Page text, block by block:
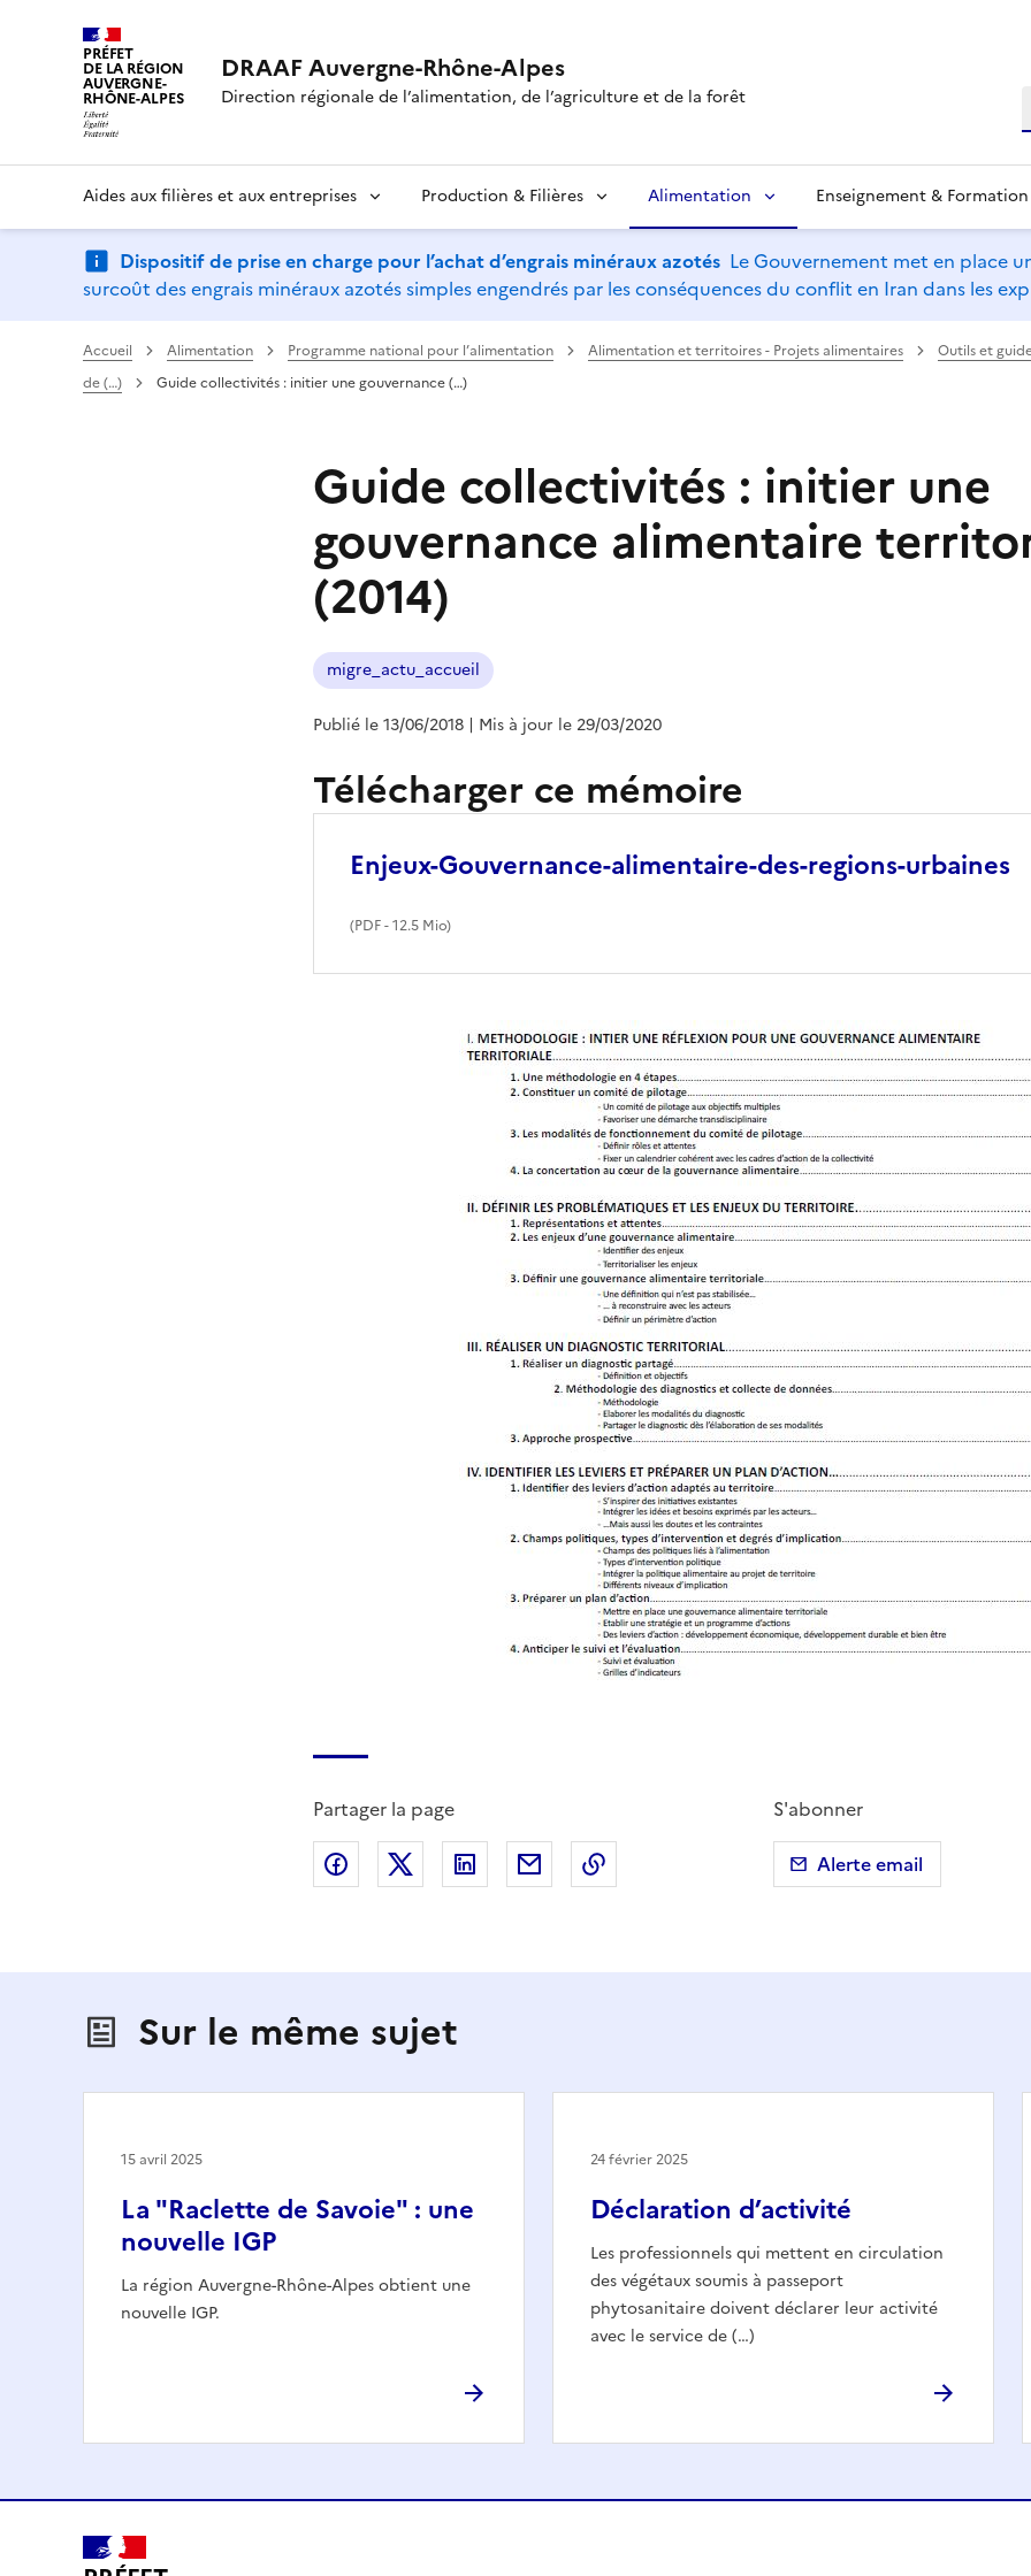
PRÉFET
DE LA RÉGION
AUVERGNE-
RHÔNE-ALPES
DRAAF Auvergne-Rhône-Alpes
Direction régionale de l’alimentation, de l’agriculture et de la forêt
Aides aux filières et aux entreprises Production & Filières Alimentation Enseignement & Formation
Dispositif de prise en charge pour l’achat d’engrais minéraux azotés Le Gouvernement met en place
surcoût des engrais minéraux azotés simples engendrés par les conséquences du conflit en Iran dans les
Accueil Alimentation Programme national pour l’alimentation Alimentation et territoires - Projets alimentaires
Outils et
de (…)
Guide collectivités : initier une gouvernance (…)
Guide collectivités : initier une
gouvernance alimentaire
(2014)
migre_actu_accueil
Publié le 13/06/2018 | Mis à jour le 29/03/2020
Télécharger ce mémoire
Enjeux-Gouvernance-alimentaire-des-regions-urbaines
(PDF- 12.5 Mio)
Partager la page
Partager sur Facebook
Partager sur X (anciennement Twitter)
Partager sur LinkedIn
Partager par emailCopier dans le presse-papier
S'abonner
Alerte email
Sur le même sujet
La "Raclette de Savoie" : une
nouvelle IGP
La région Auvergne-Rhône-Alpes obtient une
nouvelle IGP.
15 avril 2025
Déclaration d’activité
Les professionnels qui mettent en circulation
des végétaux soumis à passeport
phytosanitaire doivent déclarer leur activité
avec le service de (…)
24 février 2025